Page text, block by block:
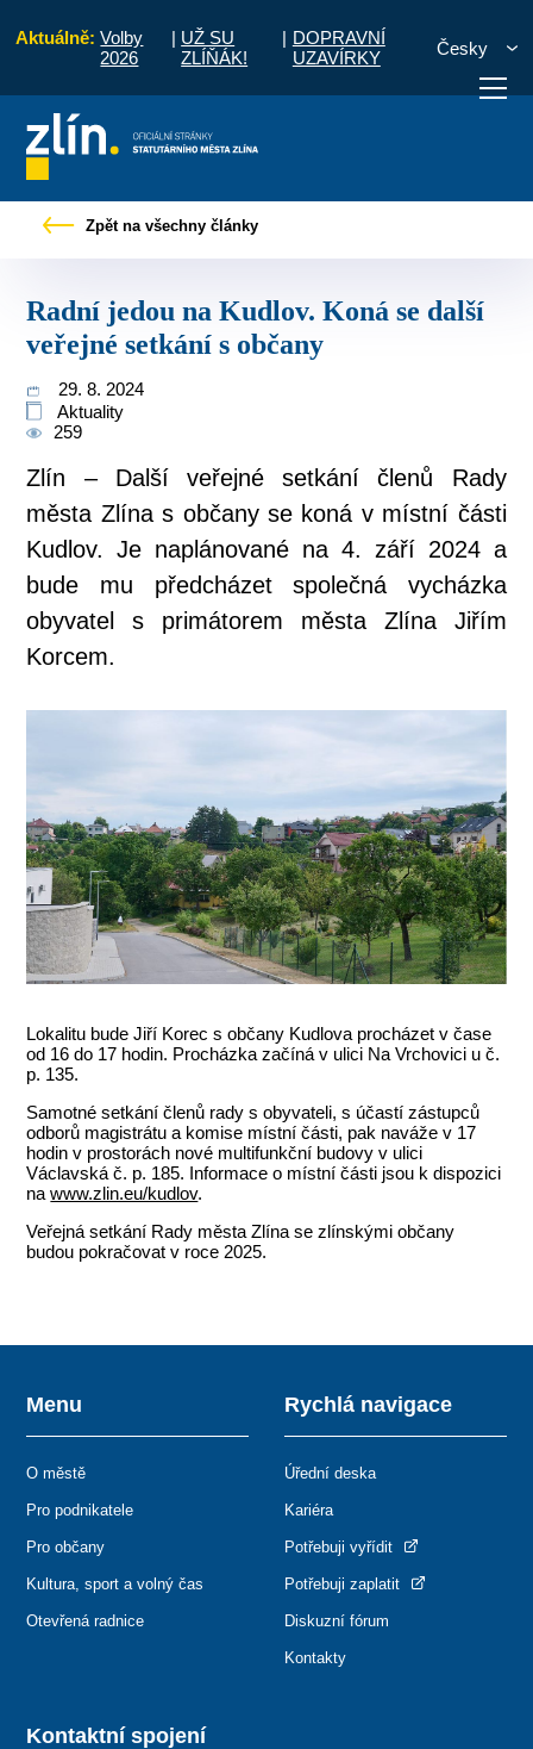
Aktuálně: Volby
2026
| UŽ SU
ZLÍŇÁK!
| DOPRAVNÍ
UZAVÍRKY
Česky
vyřídit Potřebuji zaplatit
Zpět na všechny články
Radní jedou na Kudlov. Koná se další
veřejné setkání s občany
29. 8. 2024
Aktuality
259
Zlín – Další veřejné setkání členů Rady
města Zlína s občany se koná v místní části
Kudlov. Je naplánované na 4. září 2024 a
bude mu předcházet společná vycházka
obyvatel s primátorem města Zlína Jiřím
Korcem.
Lokalitu bude Jiří Korec s občany Kudlova procházet v čase
od 16 do 17 hodin. Procházka začíná v ulici Na Vrchovici u č.
p. 135.
Samotné setkání členů rady s obyvateli, s účastí zástupců
odborů magistrátu a komise místní části, pak naváže v 17
hodin v prostorách nové multifunkční budovy v ulici
Václavská č. p. 185. Informace o místní části jsou k dispozici
nawww.zlin.eu/kudlov.
Veřejná setkání Rady města Zlína se zlínskými občany
budou pokračovat v roce 2025.
Kontaktní spojení
Menu
O městě
Pro podnikatele
Pro občany
Kultura, sport a volný čas
Otevřená radnice
Rychlá navigace
Úřední deska
Kariéra
Potřebuji vyřídit
Potřebuji zaplatit
Diskuzní fórum
Kontakty